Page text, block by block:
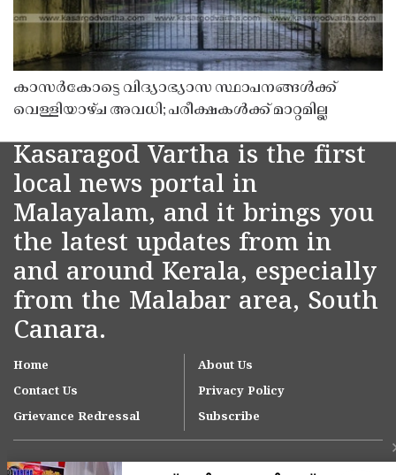
കാസർകോട്ടെ വിദ്യാഭ്യാസ സ്ഥാപനങ്ങൾക്ക്
വെള്ളിയാഴ്ച അവധി; പരീക്ഷകൾക്ക് മാറ്റമില്ല
Kasaragod Vartha is the first
local news portal in
Malayalam, and it brings you
the latest updates from in
and around Kerala, especially
from the Malabar area, South
Canara.
Home
About Us
Contact Us
Privacy Policy
Grievance Redressal
Subscribe